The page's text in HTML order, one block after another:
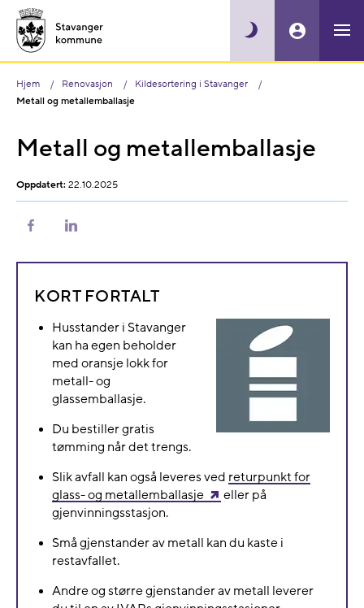
Hjem Renovasjon
Kildesortering i Stavanger
Metall og metallemballasje
Metall og metallemballasje
Oppdatert: 22.10.2025
Del
Del
KORT FORTALT
Husstander i Stavanger
kan ha egen beholder
med oransje lokk for
metall- og
glassemballasje.
Du bestiller gratis
tømming når det trengs.
Slik avfall kan også leveres ved returpunkt for
glass- og metallemballasje
eller på
gjenvinningsstasjon.
Små gjenstander av metall kan du kaste i
restavfallet.
Andre og større gjenstander av metall leverer